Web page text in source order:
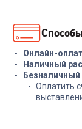
Онлайн-
Наличный
Безналичный
Оплатить